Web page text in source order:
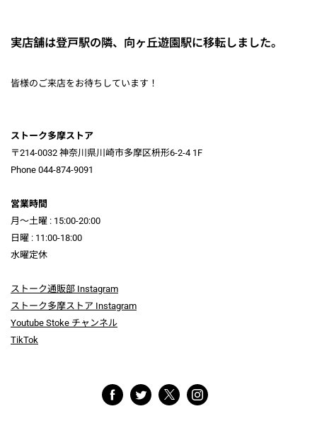
実店舗は登戸駅の隣、向ヶ丘遊園駅に移転しました。
皆様のご来店をお待ちしています！
ストーク多摩ストア
〒214-0032 神奈川県川崎市多摩区枡形6-2-4 1F
Phone 044-874-9091
営業時間
月～土曜 : 15:00-20:00
日曜 : 11:00-18:00
水曜定休
ストーク通販部 Instagram
ストーク多摩ストア Instagram
Youtube Stoke チャンネル
TikTok